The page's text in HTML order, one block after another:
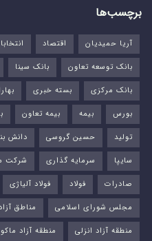
برچسب‌ها
آریا حمیدیان اقتصاد
بانک توسعه تعاون
بانک سینا
بانک مرکزی
بسته خبری
بورس‌
بیمه بیمه تعاون
تولید
حسین گروسی دانش
سایپا
سرمایه گذاری شرکت
صادرات
فولاد فولاد آلیاژی
مجلس شورای اسلامی
مناطق
منطقه آزاد انزلی
منطقه آزاد ماکو